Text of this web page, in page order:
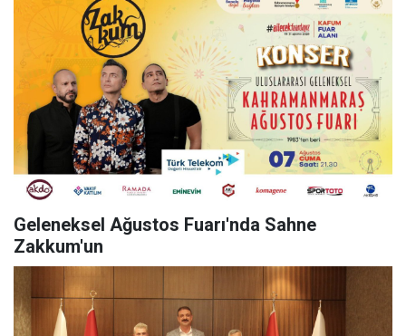
Geleneksel Ağustos Fuarı'nda Sahne
Zakkum'un